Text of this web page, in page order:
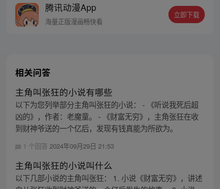
有鱼最终背负挚友的信念成为阿修罗王—狂
王，更名罗侯。天界与阿修罗的百年大战随
腾讯动漫App
海量正版漫画畅快看
立即下载
相关问答
主角叫张狂的小说有哪些
以下为您列举部分主角叫张狂的小说： - 《听说我死后超
凶的》，作者：老魔童。 - 《财富无穷》，主角张狂在收
到财神爷送的一个亿后，发现有钱真能为所欲为。
1 个回答 2024年09月29日 21:53
主角叫张狂的小说叫什么
以下几部小说的主角叫张狂： 1. 小说《财富无穷》，讲述